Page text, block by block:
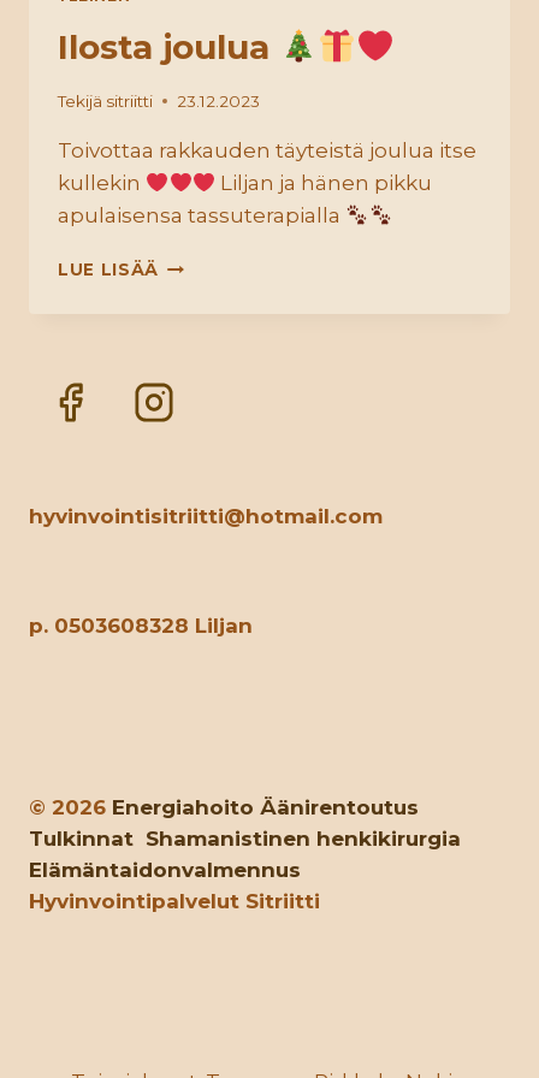
Ilosta joulua
Tekijä sitriitti 23.12.2023
Toivottaa rakkauden täyteistä joulua itse
kullekin
Liljan ja hänen pikku
apulaisensa tassuterapialla
LUE LISÄÄ ILOSTA
hyvinvointisitriitti@hotmail.com
p. 0503608328 Liljan
© 2026 Energiahoito Äänirentoutus
Tulkinnat Shamanistinen henkikirurgia
Elämäntaidonvalmennus
Hyvinvointipalvelut Sitriitti